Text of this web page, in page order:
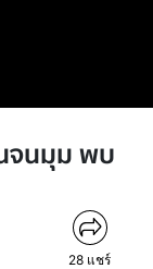
จนมุม พบ
28 แชร์